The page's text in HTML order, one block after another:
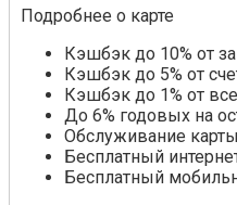
Подробнее о карте
Кэшбэк до 10% от
Кэшбэк до 5% от
Кэшбэк до 1% от
До 6% годовых на
Обслуживание
Бесплатный
Бесплатный